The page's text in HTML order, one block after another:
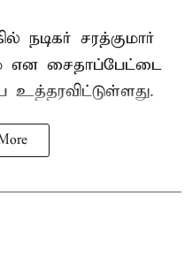
நடிகர் சரத்குமார்
என சைதாப்பேட்டை